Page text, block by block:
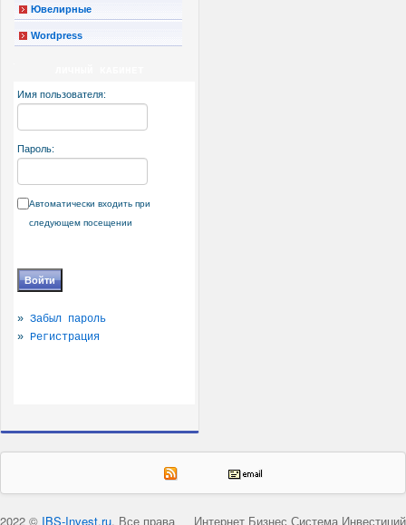
Ювелирные
Wordpress
Имя пользователя:
Пароль:
Автоматически входить при
следующем посещении
» Забыл пароль
» Регистрация
Интернет Бизнес Система Инвестиций
2022 © IBS-Invest.ru. Все права